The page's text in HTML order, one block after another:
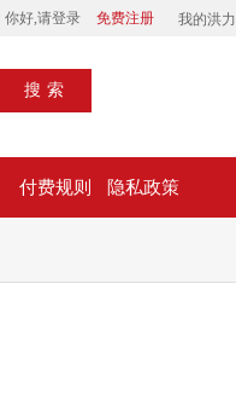
你好,请登录 免费注册 我的洪力
搜索
付费规则 隐私政策